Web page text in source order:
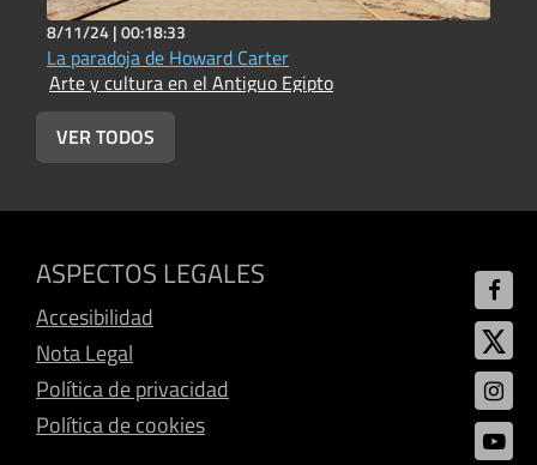
8/11/24 |00:18:33
La paradoja de Howard Carter
Arte y cultura en el Antiguo Egipto
VER TODOS
ASPECTOS LEGALES
Accesibilidad
Nota Legal
Política de privacidad
Política de cookies